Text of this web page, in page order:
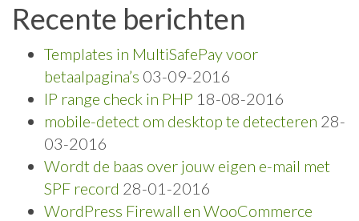
Recente berichten
Templates in MultiSafePay voor
betaalpagina’s 03-09-2016
IP range check in PHP 18-08-2016
mobile-detect om desktop te detecteren 28-
03-2016
Wordt de baas over jouw eigen e-mail met
SPF record 28-01-2016
WordPress Firewall en WooCommerce